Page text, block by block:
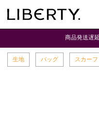
商品発送遅
生地 バッグ スカーフ